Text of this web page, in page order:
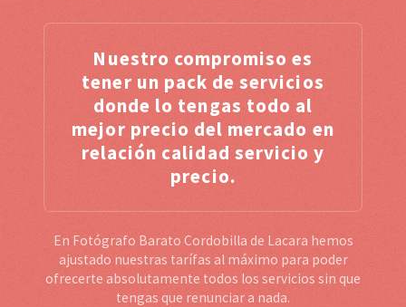
Nuestro compromiso es
tener un pack de servicios
donde lo tengas todo al
mejor precio del mercado en
relación calidad servicio y
precio.
En Fotógrafo Barato Cordobilla de Lacara hemos
ajustado nuestras tarífas al máximo para poder
ofrecerte absolutamente todos los servicios sin que
tengas que renunciar a nada.